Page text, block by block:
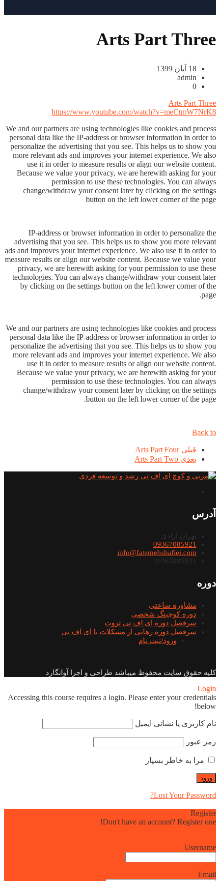
Arts Part Three
18 آبان 1399
admin
0
Arts Part Three
https://www.youtube.com/watch?v=meCtmW7NrK8
We and our partners are using technologies like cookies and process
personal data like the IP-address or browser information in order to
personalize the advertising that you see. This helps us to show you
more relevant ads and improves your internet experience. We also
use it in order to measure results or align our website content.
Because we value your privacy, we are herewith asking for your
permission to use these technologies. You can always
change/withdraw your consent later by clicking on the settings
button on the left lower corner of the page
IP-address or browser information in order to personalize the
advertising that you see. This helps us to show you more relevant
ads and improves your internet experience. We also use it in order to
measure results or align our website content. Because we value your
privacy, we are herewith asking for your permission to use these
technologies. You can always change/withdraw your consent later
by clicking on the settings button on the left lower corner of the
page.
We and our partners are using technologies like cookies and process
personal data like the IP-address or browser information in order to
personalize the advertising that you see. This helps us to show you
more relevant ads and improves your internet experience. We also
use it in order to measure results or align our website content.
Because we value your privacy, we are herewith asking for your
permission to use these technologies. You can always
change/withdraw your consent later by clicking on the settings
button on the left lower corner of the page.
Back to
قبلی Arts Part Four
بعدی Arts Part Two
آدرس
تهران آزادی
09367085921
info@fatemehshafiei.com
09367085921
دوره
مشاوره ساعتی
دوره کوچینگ شخصی
سرفصل دوره ای اف تی ثروت
سرفصل دوره رهایی از مشکلات با ای اف تی
ورود/ثبت نام
کلیه حقوق سایت محفوظ میباشد طراحی و اجرا آوانگارد
Login
Accessing this course requires a login. Please enter your credentials
below!
نام کاربری یا نشانی ایمیل
رمز عبور
مرا به خاطر بسپار
Lost Your Password?
Register
Don't have an account? Register one!
Username
Email